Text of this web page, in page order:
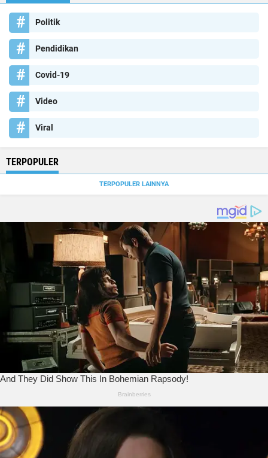
Politik
Pendidikan
Covid-19
Video
Viral
TERPOPULER
TERPOPULER LAINNYA